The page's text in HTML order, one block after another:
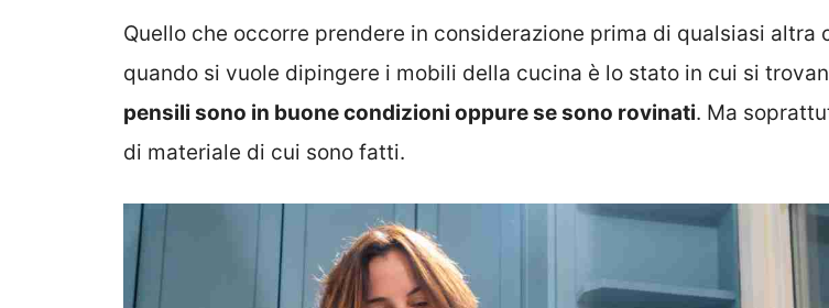
Quello che occorre prendere in considerazione prima di qualsiasi altra
quando si vuole dipingere i mobili della cucina è lo stato in cui si
pensili sono in buone condizioni oppure se sono rovinati. Ma
di materiale di cui sono fatti.